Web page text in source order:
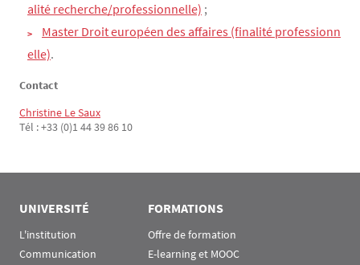
alité recherche/professionnelle) ;
Master Droit européen des affaires (finalité professionn
elle).
Contact
Christine Le Saux
Tél : +33 (0)1 44 39 86 10
UNIVERSITÉ
L'institution
Communication
FORMATIONS
Offre de formation
E-learning et MOOC